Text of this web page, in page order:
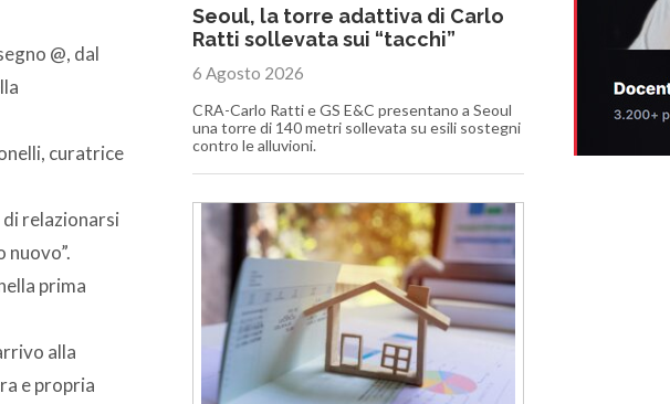
@, dal
curatrice
relazionarsi
prima
alla
e propria
Seoul, la torre adattiva di Carlo
Ratti sollevata sui “tacchi”
6 Agosto 2026
CRA-Carlo Ratti e GS E&C presentano a Seoul
una torre di 140 metri sollevata su esili sostegni
contro le alluvioni.